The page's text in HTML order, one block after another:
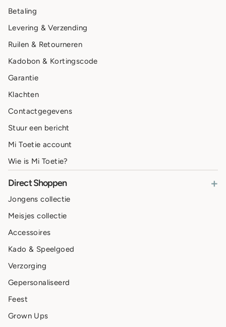
Betaling
Levering & Verzending
Ruilen & Retourneren
Kadobon & Kortingscode
Garantie
Klachten
Contactgegevens
Stuur een bericht
Mi Toetie account
Wie is Mi Toetie?
Direct Shoppen +
Jongens collectie
Meisjes collectie
Accessoires
Kado & Speelgoed
Verzorging
Gepersonaliseerd
Feest
Grown Ups